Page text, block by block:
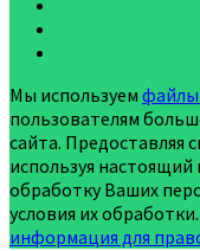
Мы используем файлы
пользователям
сайта. Предоставляя
используя настоящий
обработку Ваших
условия их обработки.
информация для